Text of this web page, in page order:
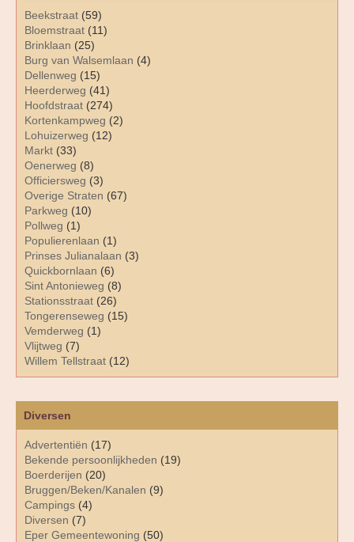
Diversen
Advertentiën (17)
Bekende persoonlijkheden (19)
Boerderijen (20)
Bruggen/Beken/Kanalen (9)
Campings (4)
Diversen (7)
Eper Gemeentewoning (50)
Beekstraat (59)
Bloemstraat (11)
Brinklaan (25)
Burg van Walsemlaan (4)
Dellenweg (15)
Heerderweg (41)
Hoofdstraat (274)
Kortenkampweg (2)
Lohuizerweg (12)
Markt (33)
Oenerweg (8)
Officiersweg (3)
Overige Straten (67)
Parkweg (10)
Pollweg (1)
Populierenlaan (1)
Prinses Julianalaan (3)
Quickbornlaan (6)
Sint Antonieweg (8)
Stationsstraat (26)
Tongerenseweg (15)
Vemderweg (1)
Vlijtweg (7)
Willem Tellstraat (12)